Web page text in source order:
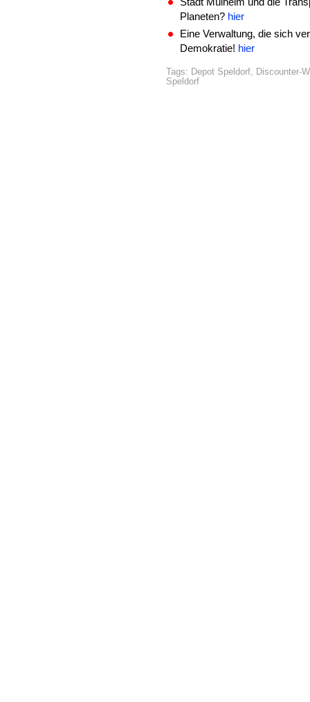
Planeten? hier
Eine Verwaltung, die sich
Demokratie! hier
Tags: Depot Speldorf, Discounter-
Speldorf